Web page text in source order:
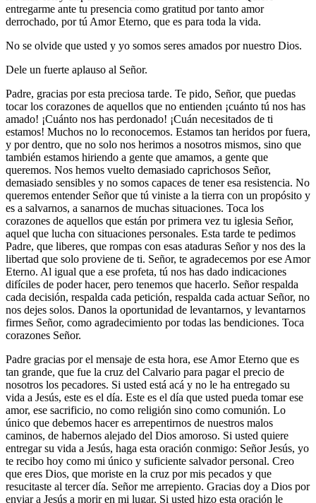
entregarme ante tu presencia como gratitud por tanto amor
derrochado, por tú Amor Eterno, que es para toda la vida.
No se olvide que usted y yo somos seres amados por nuestro Dios.
Dele un fuerte aplauso al Señor.
Padre, gracias por esta preciosa tarde. Te pido, Señor, que puedas
tocar los corazones de aquellos que no entienden ¡cuánto tú nos has
amado! ¡Cuánto nos has perdonado! ¡Cuán necesitados de ti
estamos! Muchos no lo reconocemos. Estamos tan heridos por fuera,
y por dentro, que no solo nos herimos a nosotros mismos, sino que
también estamos hiriendo a gente que amamos, a gente que
queremos. Nos hemos vuelto demasiado caprichosos Señor,
demasiado sensibles y no somos capaces de tener esa resistencia. No
queremos entender Señor que tú viniste a la tierra con un propósito y
es a salvarnos, a sanarnos de muchas situaciones. Toca los
corazones de aquellos que están por primera vez tu iglesia Señor,
aquel que lucha con situaciones personales. Esta tarde te pedimos
Padre, que liberes, que rompas con esas ataduras Señor y nos des la
libertad que solo proviene de ti. Señor, te agradecemos por ese Amor
Eterno. Al igual que a ese profeta, tú nos has dado indicaciones
difíciles de poder hacer, pero tenemos que hacerlo. Señor respalda
cada decisión, respalda cada petición, respalda cada actuar Señor, no
nos dejes solos. Danos la oportunidad de levantarnos, y levantarnos
firmes Señor, como agradecimiento por todas las bendiciones. Toca
corazones Señor.
Padre gracias por el mensaje de esta hora, ese Amor Eterno que es
tan grande, que fue la cruz del Calvario para pagar el precio de
nosotros los pecadores. Si usted está acá y no le ha entregado su
vida a Jesús, este es el día. Este es el día que usted pueda tomar ese
amor, ese sacrificio, no como religión sino como comunión. Lo
único que debemos hacer es arrepentirnos de nuestros malos
caminos, de habernos alejado del Dios amoroso. Si usted quiere
entregar su vida a Jesús, haga esta oración conmigo: Señor Jesús, yo
te recibo hoy como mi único y suficiente salvador personal. Creo
que eres Dios, que moriste en la cruz por mis pecados y que
resucitaste al tercer día. Señor me arrepiento. Gracias doy a Dios por
enviar a Jesús a morir en mi lugar. Si usted hizo esta oración le